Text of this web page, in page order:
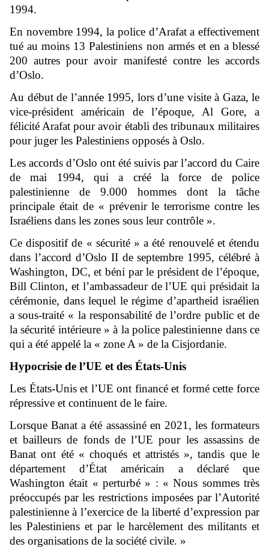
1994.
En novembre 1994, la police d’Arafat a effectivement
tué au moins 13 Palestiniens non armés et en a blessé
200 autres pour avoir manifesté contre les accords
d’Oslo.
Au début de l’année 1995, lors d’une visite à Gaza, le
vice-président américain de l’époque, Al Gore, a
félicité Arafat pour avoir établi des tribunaux militaires
pour juger les Palestiniens opposés à Oslo.
Les accords d’Oslo ont été suivis par l’accord du Caire
de mai 1994, qui a créé la force de police
palestinienne de 9.000 hommes dont la tâche
principale était de « prévenir le terrorisme contre les
Israéliens dans les zones sous leur contrôle ».
Ce dispositif de « sécurité » a été renouvelé et étendu
dans l’accord d’Oslo II de septembre 1995, célébré à
Washington, DC, et béni par le président de l’époque,
Bill Clinton, et l’ambassadeur de l’UE qui présidait la
cérémonie, dans lequel le régime d’apartheid israélien
a sous-traité « la responsabilité de l’ordre public et de
la sécurité intérieure » à la police palestinienne dans ce
qui a été appelé la « zone A » de la Cisjordanie.
Hypocrisie de l’UE et des États-Unis
Les États-Unis et l’UE ont financé et formé cette force
répressive et continuent de le faire.
Lorsque Banat a été assassiné en 2021, les formateurs
et bailleurs de fonds de l’UE pour les assassins de
Banat ont été « choqués et attristés », tandis que le
département d’État américain a déclaré que
Washington était « perturbé » : « Nous sommes très
préoccupés par les restrictions imposées par l’Autorité
palestinienne à l’exercice de la liberté d’expression par
les Palestiniens et par le harcèlement des militants et
des organisations de la société civile. »